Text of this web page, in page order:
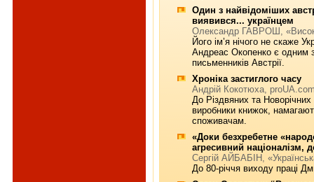
Один з найвідоміших
виявився... українцем
Олександр ГАВРОШ,
Його ім’я нічого не скаже
Андреас Окопенко є одним
письменників Австрії.
Хроніка застиглого часу
Андрій Кокотюха,
До Різдвяних та Новорічних
виробники книжок,
споживачам.
«Доки безхребетне
агресивний націоналізм,
Сергій АЙБАБІН,
До 80-річчя виходу праці